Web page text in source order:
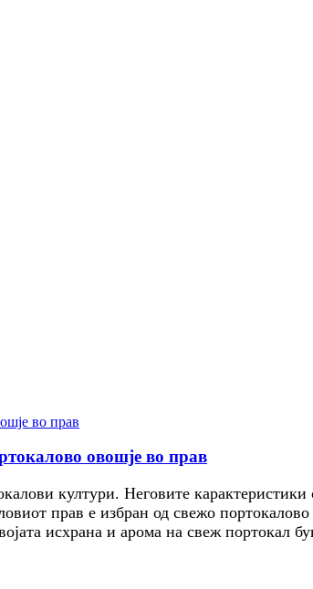
овошје во прав
култури. Неговите
прав е избран од свежо
исхрана и арома на свеж портокал